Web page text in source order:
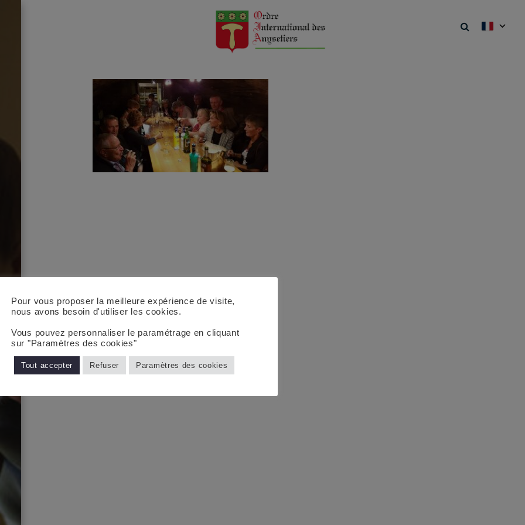
Pour vous proposer la meilleure expérience de visite,
nous avons besoin d'utiliser les cookies.
Vous pouvez personnaliser le paramétrage en cliquant
sur "Paramètres des cookies"
Tout accepter Refuser Paramètres des cookies